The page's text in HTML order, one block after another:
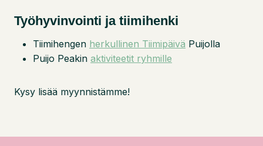
Työhyvinvointi ja tiimihenki
Tiimihengen herkullinen Tiimipäivä Puijolla
Puijo Peakin aktiviteetit ryhmille
Kysy lisää myynnistämme!